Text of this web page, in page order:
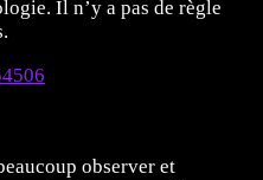
Il n’y a pas de règle
observer et